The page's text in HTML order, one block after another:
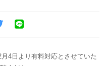
4日より有料対応とさせていた